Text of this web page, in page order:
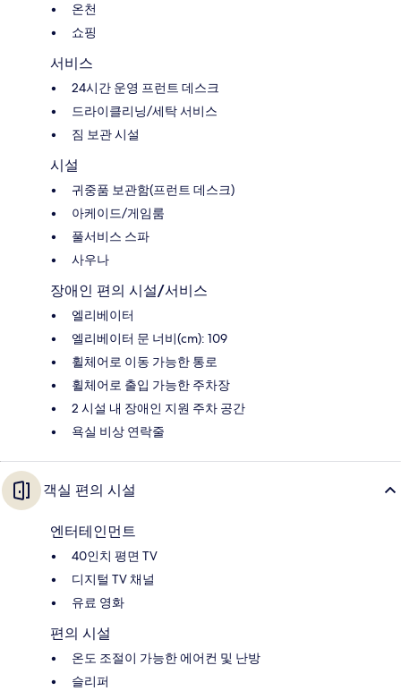
온천
쇼핑
서비스
24시간 운영 프런트 데스크
드라이클리닝/세탁 서비스
짐 보관 시설
시설
귀중품 보관함(프런트 데스크)
아케이드/게임룸
풀서비스 스파
사우나
장애인 편의 시설/서비스
엘리베이터
엘리베이터 문 너비(cm): 109
휠체어로 이동 가능한 통로
휠체어로 출입 가능한 주차장
2 시설 내 장애인 지원 주차 공간
욕실 비상 연락줄
객실 편의 시설
엔터테인먼트
40인치 평면 TV
디지털 TV 채널
유료 영화
편의 시설
온도 조절이 가능한 에어컨 및 난방
슬리퍼